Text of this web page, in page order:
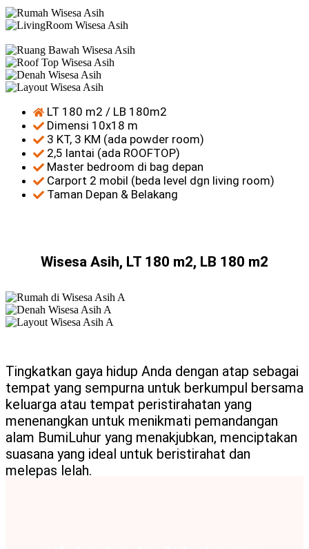
LT 180 m2 / LB 180m2
Dimensi 10x18 m
3 KT, 3 KM (ada powder room)
2,5 lantai (ada ROOFTOP)
Master bedroom di bag depan
Carport 2 mobil (beda level dgn living room)
Taman Depan & Belakang
Wisesa Asih, LT 180 m2, LB 180 m2
Tingkatkan gaya hidup Anda dengan atap sebagai
tempat yang sempurna untuk berkumpul bersama
keluarga atau tempat peristirahatan yang
menenangkan untuk menikmati pemandangan
alam BumiLuhur yang menakjubkan, menciptakan
suasana yang ideal untuk beristirahat dan
melepas lelah.